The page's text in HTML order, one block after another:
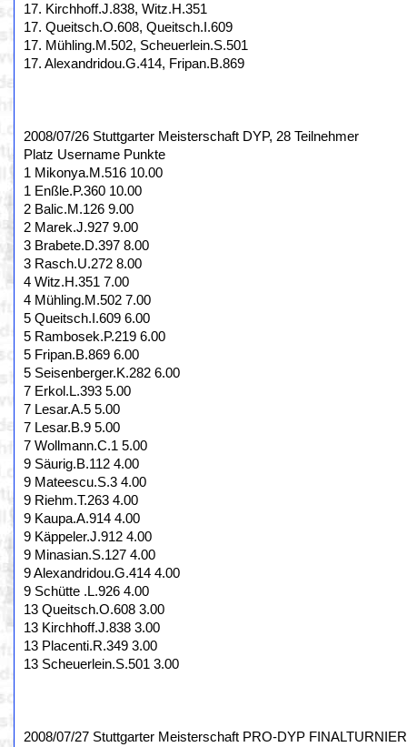
17. Kirchhoff.J.838, Witz.H.351
17. Queitsch.O.608, Queitsch.I.609
17. Mühling.M.502, Scheuerlein.S.501
17. Alexandridou.G.414, Fripan.B.869
2008/07/26 Stuttgarter Meisterschaft DYP, 28 Teilnehmer
Platz Username Punkte
1 Mikonya.M.516 10.00
1 Enßle.P.360 10.00
2 Balic.M.126 9.00
2 Marek.J.927 9.00
3 Brabete.D.397 8.00
3 Rasch.U.272 8.00
4 Witz.H.351 7.00
4 Mühling.M.502 7.00
5 Queitsch.I.609 6.00
5 Rambosek.P.219 6.00
5 Fripan.B.869 6.00
5 Seisenberger.K.282 6.00
7 Erkol.L.393 5.00
7 Lesar.A.5 5.00
7 Lesar.B.9 5.00
7 Wollmann.C.1 5.00
9 Säurig.B.112 4.00
9 Mateescu.S.3 4.00
9 Riehm.T.263 4.00
9 Kaupa.A.914 4.00
9 Käppeler.J.912 4.00
9 Minasian.S.127 4.00
9 Alexandridou.G.414 4.00
9 Schütte .L.926 4.00
13 Queitsch.O.608 3.00
13 Kirchhoff.J.838 3.00
13 Placenti.R.349 3.00
13 Scheuerlein.S.501 3.00
2008/07/27 Stuttgarter Meisterschaft PRO-DYP